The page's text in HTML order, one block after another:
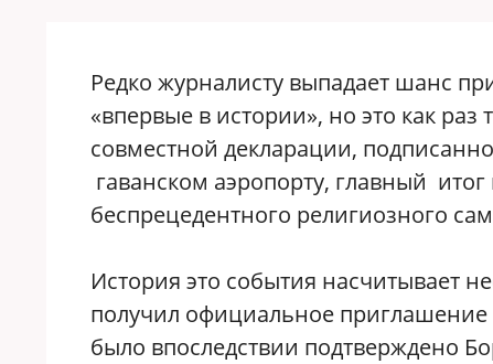
Редко журналисту выпадает шанс
«впервые в истории», но это как раз
совместной декларации,
гаванском аэропорту, главный
беспрецедентного религиозного
История это события насчитывает
получил официальное приглашение
было впоследствии подтверждено